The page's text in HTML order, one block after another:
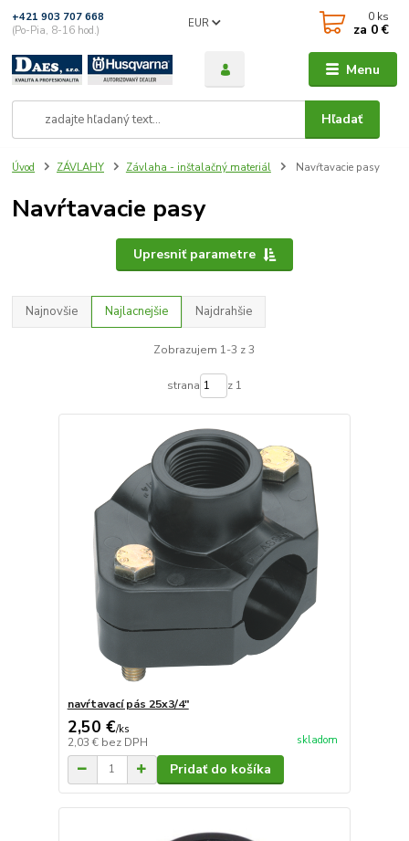
Menu
EUR
Hľadať
+421 903 707 668
(Po-Pia, 8-16 hod.)
0 ks
za 0 €
Úvod ZÁVLAHY Závlaha - inštalačný materiál Navŕtavacie pasy
Navŕtavacie pasy
Upresniť parametre
Najnovšie Najlacnejšie Najdrahšie
Zobrazujem 1-3 z 3
strana z 1
navŕtavací pás 25x3/4"
2,50 €/ks
2,03 € bez DPH skladom
Pridať do košíka